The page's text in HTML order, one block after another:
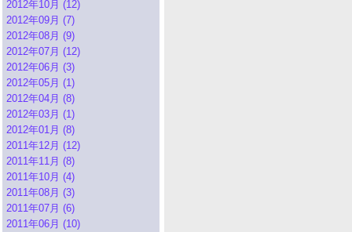
2012年10月 (12)
2012年09月 (7)
2012年08月 (9)
2012年07月 (12)
2012年06月 (3)
2012年05月 (1)
2012年04月 (8)
2012年03月 (1)
2012年01月 (8)
2011年12月 (12)
2011年11月 (8)
2011年10月 (4)
2011年08月 (3)
2011年07月 (6)
2011年06月 (10)